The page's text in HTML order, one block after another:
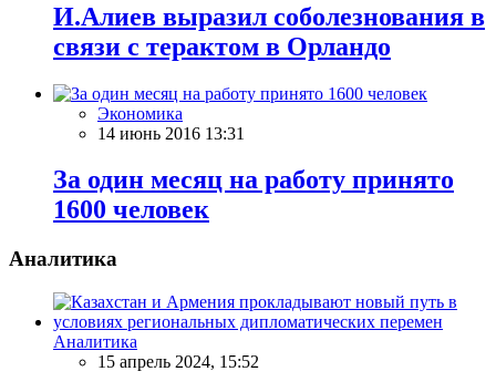
И.Алиев выразил соболезнования в
связи с терактом в Орландо
Экономика
14 июнь 2016 13:31
За один месяц на работу принято
1600 человек
Аналитика
Аналитика
15 апрель 2024, 15:52